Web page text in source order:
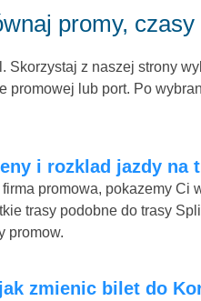
promy,
Skorzystaj z naszej strony
promowej lub port. Po
i rozklad jazdy na
promowa, pokazemy Ci
trasy podobne do trasy
promow.
jak zmienic bilet do